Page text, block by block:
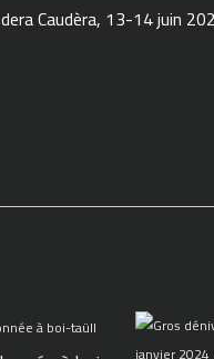
Caudèra, 13-14 juin